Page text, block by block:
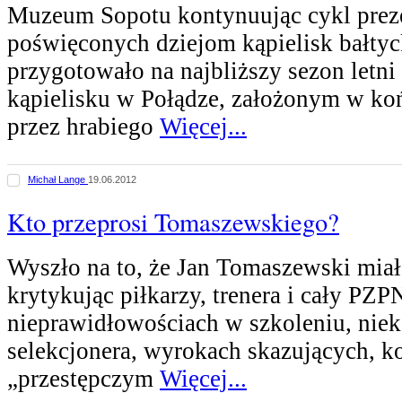
Muzeum Sopotu kontynuując cykl
poświęconych dziejom kąpielisk
przygotowało na najbliższy sezon
kąpielisku w Połądze, założonym w
przez hrabiego Więcej...
Michał Lange 19.06.2012
Kto przeprosi Tomaszewskiego?
Wyszło na to, że Jan Tomaszewski
krytykując piłkarzy, trenera i cały
nieprawidłowościach w szkoleniu,
selekcjonera, wyrokach skazujących,
„przestępczym Więcej...